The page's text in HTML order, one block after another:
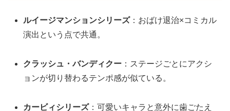
ルイージマンションシリーズ：おばけ退治×コミカル
演出という点で共通。
クラッシュ・バンディクー ：ステージごとにアクシ
ョンが切り替わるテンポ感が似ている。
カービィシリーズ：可愛いキャラと意外に歯ごたえ